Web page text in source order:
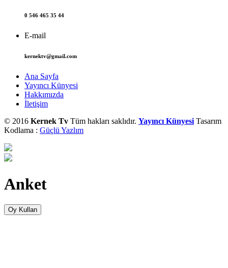
0 546 465 35 44
E-mail
kernektv@gmail.com
Ana Sayfa
Yayıncı Künyesi
Hakkımızda
İletişim
© 2016 Kernek Tv Tüm hakları saklıdır. Yayıncı Künyesi Tasarım
Kodlama : Güçlü Yazlım
Anket